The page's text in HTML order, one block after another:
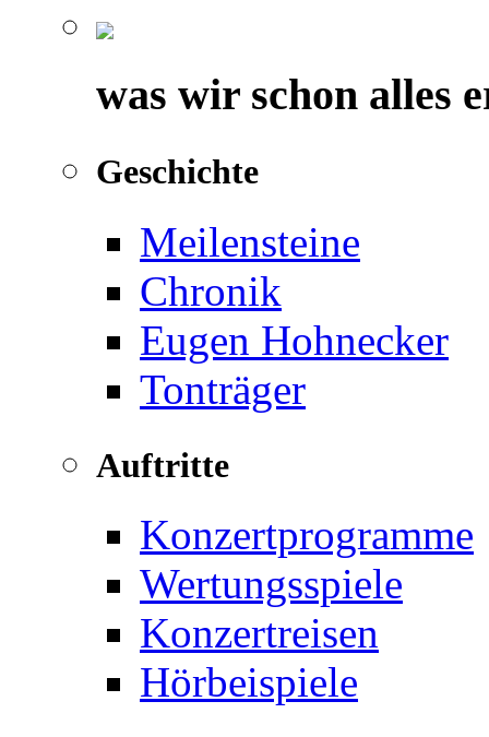
was wir schon alles
Geschichte
Meilensteine
Chronik
Eugen Hohnecker
Tonträger
Auftritte
Konzertprogramme
Wertungsspiele
Konzertreisen
Hörbeispiele